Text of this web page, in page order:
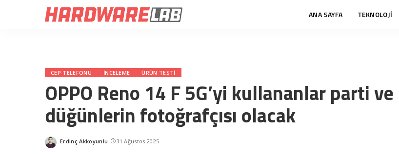
ANA SAYFA TEKNOLOJİ
CEP TELEFONU INCELEME ÜRÜN TESTI
OPPO Reno 14 F 5G’yi kullananlar parti ve
düğünlerin fotoğrafçısı olacak
Posted
Erdinç Akkoyunlu 31 Ağustos 2025